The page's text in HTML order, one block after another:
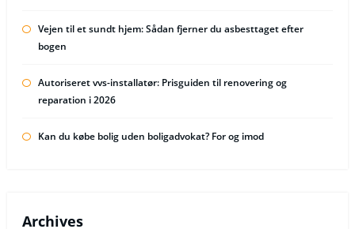
Vejen til et sundt hjem: Sådan fjerner du asbesttaget efter
bogen
Autoriseret vvs-installatør: Prisguiden til renovering og
reparation i 2026
Kan du købe bolig uden boligadvokat? For og imod
Archives